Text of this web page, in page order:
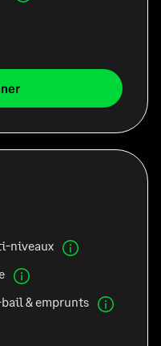
niveaux
& emprunts